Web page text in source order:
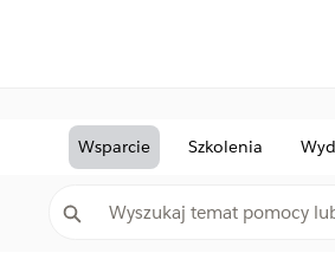
Wsparcie Szkolenia